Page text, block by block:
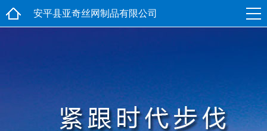
安平县亚奇丝网制品有限公司